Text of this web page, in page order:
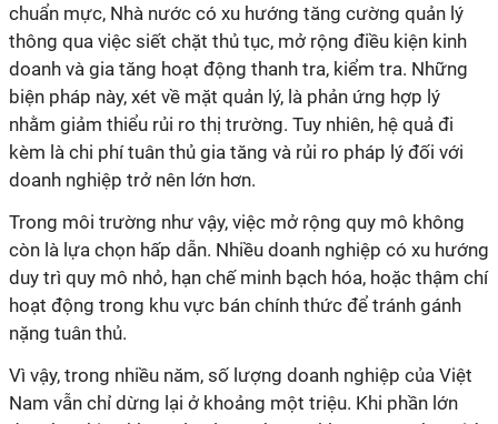
chuẩn mực, Nhà nước có xu hướng tăng cường quản lý
thông qua việc siết chặt thủ tục, mở rộng điều kiện kinh
doanh và gia tăng hoạt động thanh tra, kiểm tra. Những
biện pháp này, xét về mặt quản lý, là phản ứng hợp lý
nhằm giảm thiểu rủi ro thị trường. Tuy nhiên, hệ quả đi
kèm là chi phí tuân thủ gia tăng và rủi ro pháp lý đối với
doanh nghiệp trở nên lớn hơn.
Trong môi trường như vậy, việc mở rộng quy mô không
còn là lựa chọn hấp dẫn. Nhiều doanh nghiệp có xu hướng
duy trì quy mô nhỏ, hạn chế minh bạch hóa, hoặc thậm chí
hoạt động trong khu vực bán chính thức để tránh gánh
nặng tuân thủ.
Vì vậy, trong nhiều năm, số lượng doanh nghiệp của Việt
Nam vẫn chỉ dừng lại ở khoảng một triệu. Khi phần lớn